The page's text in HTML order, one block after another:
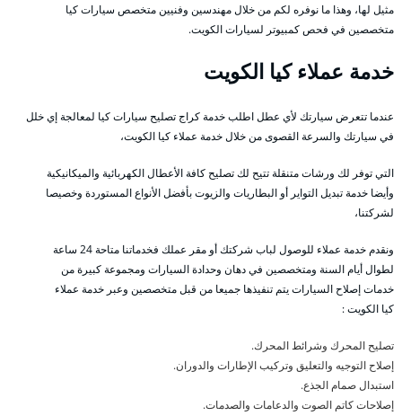
مثيل لها، وهذا ما نوفره لكم من خلال مهندسين وفنيين متخصص سيارات كيا
متخصصين في فحص كمبيوتر لسيارات الكويت.
خدمة عملاء كيا الكويت
عندما تتعرض سيارتك لأي عطل اطلب خدمة كراج تصليح سيارات كيا لمعالجة إي خلل
في سيارتك والسرعة القصوى من خلال خدمة عملاء كيا الكويت،
التي توفر لك ورشات متنقلة تتيح لك تصليح كافة الأعطال الكهربائية والميكانيكية
وأيضا خدمة تبديل التواير أو البطاريات والزيوت بأفضل الأنواع المستوردة وخصيصا
لشركتنا،
ونقدم خدمة عملاء للوصول لباب شركتك أو مقر عملك فخدماتنا متاحة 24 ساعة
لطوال أيام السنة ومتخصصين في دهان وحدادة السيارات ومجموعة كبيرة من
خدمات إصلاح السيارات يتم تنفيذها جميعا من قبل متخصصين وعبر خدمة عملاء
كيا الكويت :
تصليح المحرك وشرائط المحرك.
إصلاح التوجيه والتعليق وتركيب الإطارات والدوران.
استبدال صمام الجذع.
إصلاحات كاتم الصوت والدعامات والصدمات.